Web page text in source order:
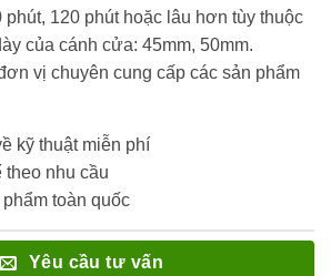
phút, 120 phút hoặc lâu hơn tùy thuộc
của cánh cửa: 45mm, 50mm.
vị chuyên cung cấp các sản phẩm
kỹ thuật miễn phí
theo nhu cầu
toàn quốc
Yêu cầu tư vấn